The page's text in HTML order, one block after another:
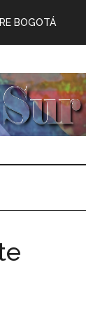
BOGOTÁ